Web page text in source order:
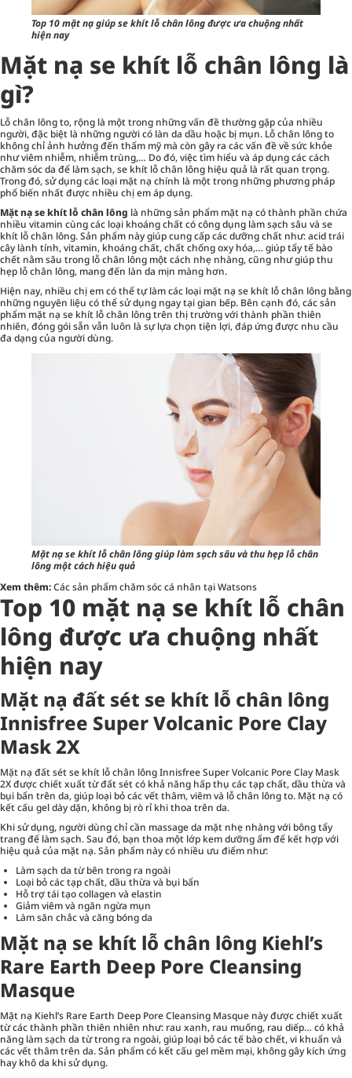
Top 10 mặt nạ giúp se khít lỗ chân lông được ưa chuộng nhất
hiện nay
Mặt nạ se khít lỗ chân lông là
gì?
Lỗ chân lông to, rộng là một trong những vấn đề thường gặp của nhiều
người, đặc biệt là những người có làn da dầu hoặc bị mụn. Lỗ chân lông to
không chỉ ảnh hưởng đến thẩm mỹ mà còn gây ra các vấn đề về sức khỏe
như viêm nhiễm, nhiễm trùng,… Do đó, việc tìm hiểu và áp dụng các cách
chăm sóc da để làm sạch, se khít lỗ chân lông hiệu quả là rất quan trọng.
Trong đó, sử dụng các loại mặt nạ chính là một trong những phương pháp
phổ biến nhất được nhiều chị em áp dụng.
Mặt nạ se khít lỗ chân lông là những sản phẩm mặt nạ có thành phần chứa
nhiều vitamin cùng các loại khoáng chất có công dụng làm sạch sâu và se
khít lỗ chân lông. Sản phẩm này giúp cung cấp các dưỡng chất như: acid trái
cây lành tính, vitamin, khoáng chất, chất chống oxy hóa,… giúp tẩy tế bào
chết nằm sâu trong lỗ chân lông một cách nhẹ nhàng, cũng như giúp thu
hẹp lỗ chân lông, mang đến làn da mịn màng hơn.
Hiện nay, nhiều chị em có thể tự làm các loại mặt nạ se khít lỗ chân lông bằng
những nguyên liệu có thể sử dụng ngay tại gian bếp. Bên cạnh đó, các sản
phẩm mặt nạ se khít lỗ chân lông trên thị trường với thành phần thiên
nhiên, đóng gói sẵn vẫn luôn là sự lựa chọn tiện lợi, đáp ứng được nhu cầu
đa dạng của người dùng.
Mặt nạ se khít lỗ chân lông giúp làm sạch sâu và thu hẹp lỗ chân
lông một cách hiệu quả
Xem thêm:Các sản phẩm chăm sóc cá nhân tại Watsons
Top 10 mặt nạ se khít lỗ chân
lông được ưa chuộng nhất
hiện nay
Mặt nạ đất sét se khít lỗ chân lông
Innisfree Super Volcanic Pore Clay
Mask 2X
Mặt nạ đất sét se khít lỗ chân lông Innisfree Super Volcanic Pore Clay Mask
2X được chiết xuất từ đất sét có khả năng hấp thụ các tạp chất, dầu thừa và
bụi bẩn trên da, giúp loại bỏ các vết thâm, viêm và lỗ chân lông to. Mặt nạ có
kết cấu gel dày dặn, không bị rò rỉ khi thoa trên da.
Khi sử dụng, người dùng chỉ cần massage da mặt nhẹ nhàng với bông tẩy
trang để làm sạch. Sau đó, bạn thoa một lớp kem dưỡng ẩm để kết hợp với
hiệu quả của mặt nạ. Sản phẩm này có nhiều ưu điểm như:
Làm sạch da từ bên trong ra ngoài
Loại bỏ các tạp chất, dầu thừa và bụi bẩn
Hỗ trợ tái tạo collagen và elastin
Giảm viêm và ngăn ngừa mụn
Làm săn chắc và căng bóng da
Mặt nạ se khít lỗ chân lông Kiehl’s
Rare Earth Deep Pore Cleansing
Masque
Mặt nạ Kiehl’s Rare Earth Deep Pore Cleansing Masque này được chiết xuất
từ các thành phần thiên nhiên như: rau xanh, rau muống, rau diếp… có khả
năng làm sạch da từ trong ra ngoài, giúp loại bỏ các tế bào chết, vi khuẩn và
các vết thâm trên da. Sản phẩm có kết cấu gel mềm mại, không gây kích ứng
hay khô da khi sử dụng.